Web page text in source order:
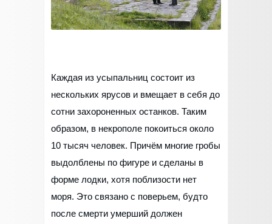
Каждая из усыпальниц состоит из
нескольких ярусов и вмещает в себя до
сотни захороненных останков. Таким
образом, в некрополе покоиться около
10 тысяч человек. Причём многие гробы
выдолблены по фигуре и сделаны в
форме лодки, хотя поблизости нет
моря. Это связано с поверьем, будто
после смерти умерший должен